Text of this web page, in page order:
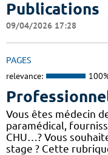
Publications
09/04/2026 17:28
PAGES
relevance:
Vous êtes médecin
paramédical,
CHU…? Vous
stage ? Cette